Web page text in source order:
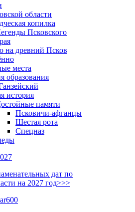
области
копилка
Псковского
на древний Псков
места
образования
история
памяти
Псковичи-афганцы
Шестая рота
Спецназ
дат по
на 2027 год>>>